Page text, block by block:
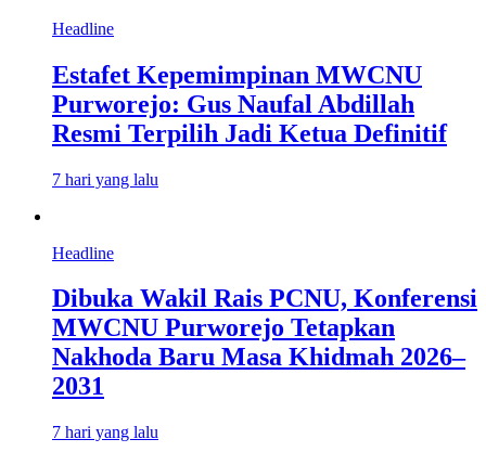
Headline
Estafet Kepemimpinan MWCNU
Purworejo: Gus Naufal Abdillah
Resmi Terpilih Jadi Ketua Definitif
7 hari yang lalu
Headline
Dibuka Wakil Rais PCNU, Konferensi
MWCNU Purworejo Tetapkan
Nakhoda Baru Masa Khidmah 2026–
2031
7 hari yang lalu